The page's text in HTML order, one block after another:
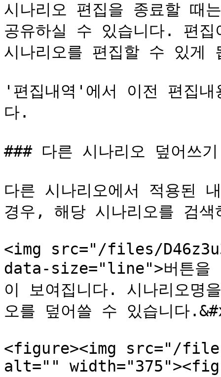
시나리오 편집을 종료할 때
공유하실 수 있습니다. 편
시나리오를 편집할 수 있게
'편집내역'에서 이전 편집
다.
### 다른 시나리오 덮어쓰기
다른 시나리오에서 적용된
경우, 해당 시나리오를 검
<img src="/files/
data-size="line">버튼을
이 보여집니다. 시나리오명
오를 덮어쓸 수 있습니다
<figure><img src="/files/
alt=""